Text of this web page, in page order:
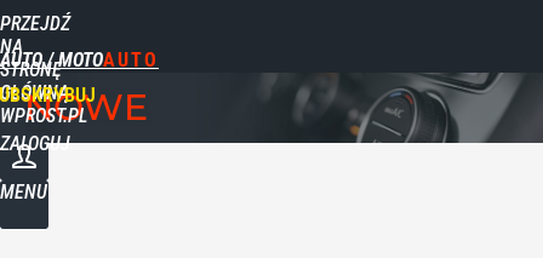
PRZEJDŹ
NA
STRONĘ
GŁÓWNĄ
WPROST.PL
AUTO / MOTO
ZALOGUJ
MENU
NOWE